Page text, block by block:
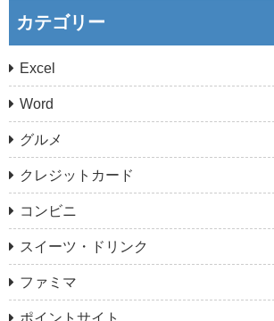
カテゴリー
Excel
Word
グルメ
クレジットカード
コンビニ
スイーツ・ドリンク
ファミマ
ポイントサイト